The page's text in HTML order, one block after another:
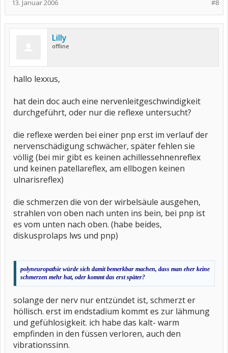
#8
13. Januar 2006
Lilly
offline
hallo lexxus,
hat dein doc auch eine nervenleitgeschwindigkeit
durchgeführt, oder nur die reflexe untersucht?
die reflexe werden bei einer pnp erst im verlauf der
nervenschädigung schwächer, später fehlen sie
völlig (bei mir gibt es keinen achillessehnenreflex
und keinen patellareflex, am ellbogen keinen
ulnarisreflex)
die schmerzen die von der wirbelsäule ausgehen,
strahlen von oben nach unten ins bein, bei pnp ist
es vom unten nach oben. (habe beides,
diskusprolaps lws und pnp)
polyneuropathie würde sich damit bemerkbar machen, dass man eher keine
schmerzen mehr hat, oder kommt das erst später?
solange der nerv nur entzündet ist, schmerzt er
höllisch. erst im endstadium kommt es zur lähmung
und gefühlosigkeit. ich habe das kalt- warm
empfinden in den füssen verloren, auch den
vibrationssinn.